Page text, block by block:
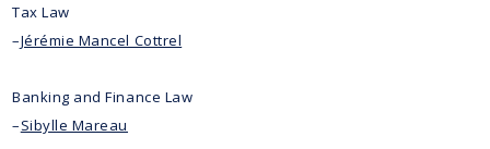
Tax Law
–Jérémie Mancel Cottrel
Banking and Finance Law
–Sibylle Mareau